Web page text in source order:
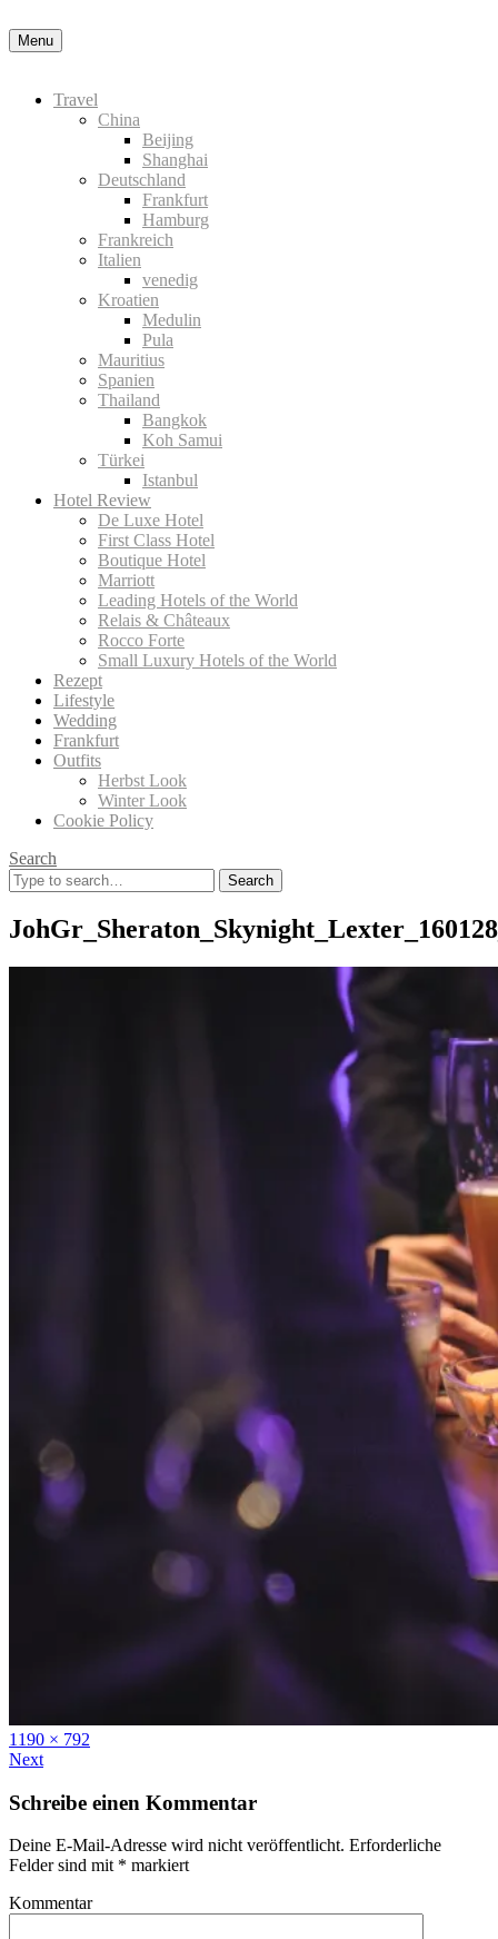
Menu
Travel
China
Beijing
Shanghai
Deutschland
Frankfurt
Hamburg
Frankreich
Italien
venedig
Kroatien
Medulin
Pula
Mauritius
Spanien
Thailand
Bangkok
Koh Samui
Türkei
Istanbul
Hotel Review
De Luxe Hotel
First Class Hotel
Boutique Hotel
Marriott
Leading Hotels of the World
Relais & Châteaux
Rocco Forte
Small Luxury Hotels of the World
Rezept
Lifestyle
Wedding
Frankfurt
Outfits
Herbst Look
Winter Look
Cookie Policy
Search
Search
for:
Full
size
1190 × 792
Next
Schreibe einen Kommentar
Deine E-Mail-Adresse wird nicht veröffentlicht. Erforderliche
Felder sind mit * markiert
Kommentar
Datenschutzerklärung